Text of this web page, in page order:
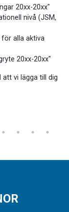
20xx-20xx"
nivå (JSM,
alla aktiva
20xx-20xx"
att vi lägga till dig